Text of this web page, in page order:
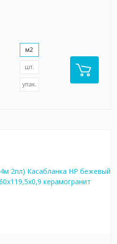
м2
шт.
упак.